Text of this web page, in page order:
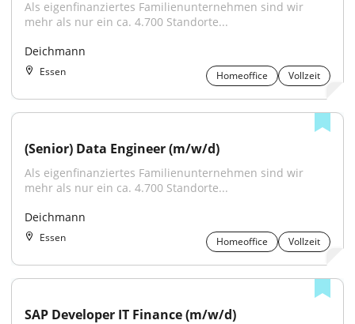
Als eigenfinanziertes Familienunternehmen sind wir
mehr als nur ein ca. 4.700 Standorte...
Deichmann
Essen Homeoffice Vollzeit
(Senior) Data Engineer (m/w/d)
Als eigenfinanziertes Familienunternehmen sind wir
mehr als nur ein ca. 4.700 Standorte...
Deichmann
Essen Homeoffice Vollzeit
SAP Developer IT Finance (m/w/d)